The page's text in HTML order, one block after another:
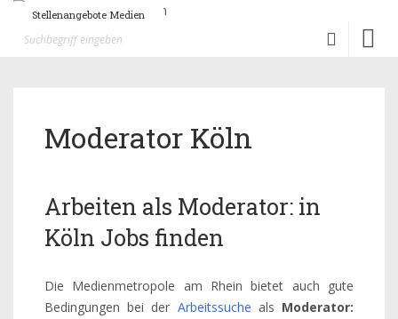
Stellenangebote Medien
Moderator Köln
Arbeiten als Moderator: in
Köln Jobs finden
Die Medienmetropole am Rhein bietet auch gute
Bedingungen bei der Arbeitssuche als Moderator: